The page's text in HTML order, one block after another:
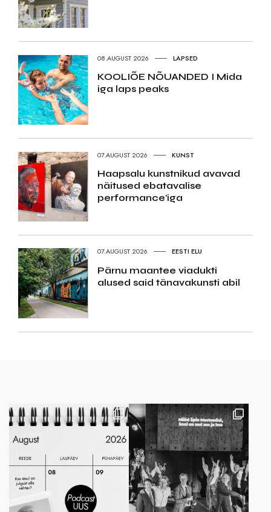
08.AUGUST 2026 LAPSED
KOOLIÕE NÕUANDED I Mida
iga laps peaks
07.AUGUST 2026 KUNST
Haapsalu kunstnikud avavad
näitused ebatavalise
performance’iga
07.AUGUST 2026 EESTI ELU
Pärnu maantee viadukti
alused said tänavakunsti abil